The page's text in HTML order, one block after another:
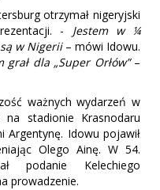
otrzymał nigeryjski
- Jestem w ¼
w Nigerii– mówi Idowu.
dla „Super Orłów”–
ważnych wydarzeń w
stadionie Krasnodaru
Argentynę. Idowu pojawił
Olego Ainę. W 54.
podanie Kelechiego
prowadzenie.